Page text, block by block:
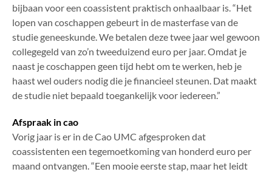
bijbaan voor een coassistent praktisch onhaalbaar is. “Het
lopen van coschappen gebeurt in de masterfase van de
studie geneeskunde. We betalen deze twee jaar wel gewoon
collegegeld van zo’n tweeduizend euro per jaar. Omdat je
naast je coschappen geen tijd hebt om te werken, heb je
haast wel ouders nodig die je financieel steunen. Dat maakt
de studie niet bepaald toegankelijk voor iedereen.”
Afspraak in cao
Vorig jaar is er in de Cao UMC afgesproken dat
coassistenten een tegemoetkoming van honderd euro per
maand ontvangen. “Een mooie eerste stap, maar het leidt